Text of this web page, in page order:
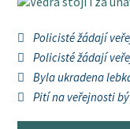
Policisté žádají
Policisté žádají
Byla ukradena
Pití na veřejnosti